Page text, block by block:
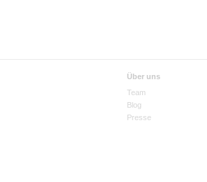
Über uns
Team
Blog
Presse